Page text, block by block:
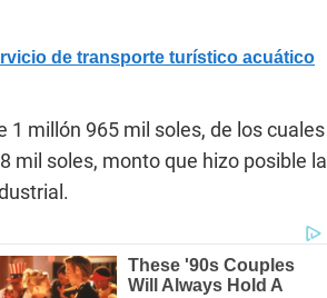
de transporte turístico acuático
millón 965 mil soles, de los cuales
mil soles, monto que hizo posible la